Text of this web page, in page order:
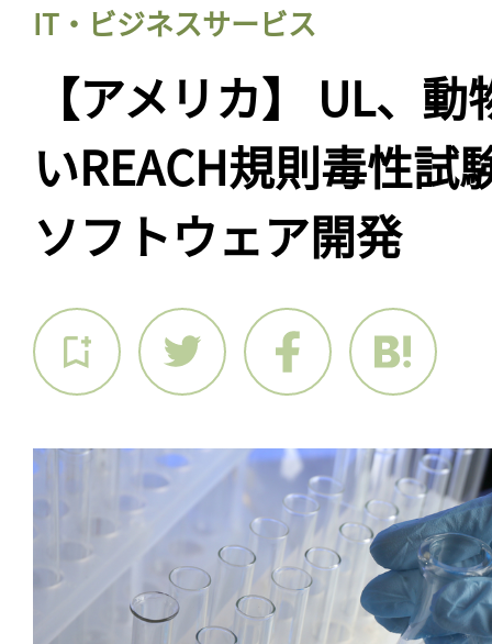
IT・ビジネスサービス
【アメリカ】 UL、
いREACH規則毒性試
ソフトウェア開発